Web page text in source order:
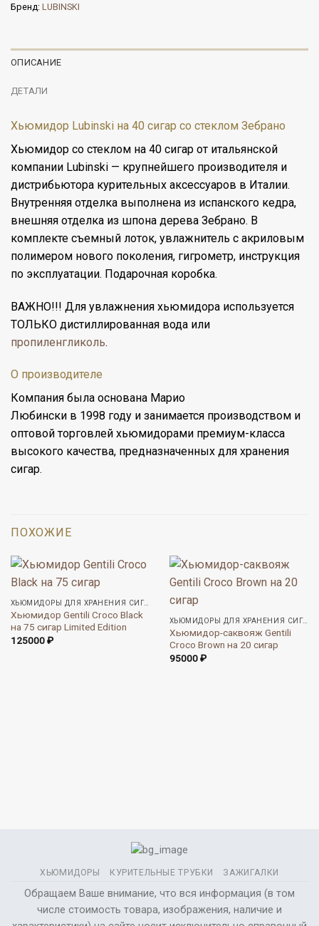
Бренд: LUBINSKI
ОПИСАНИЕ
ДЕТАЛИ
Хьюмидор Lubinski на 40 сигар со стеклом Зебрано
Хьюмидор со стеклом на 40 сигар от итальянской
компании Lubinski — крупнейшего производителя и
дистрибьютора курительных аксессуаров в Италии.
Внутренняя отделка выполнена из испанского кедра,
внешняя отделка из шпона дерева Зебрано. В
комплекте съемный лоток, увлажнитель с акриловым
полимером нового поколения, гигрометр, инструкция
по эксплуатации. Подарочная коробка.
ВАЖНО!!! Для увлажнения хьюмидора используется
ТОЛЬКО дистиллированная вода или
пропиленгликоль.
О производителе
Компания была основана Марио
Любински в 1998 году и занимается производством и
оптовой торговлей хьюмидорами премиум-класса
высокого качества, предназначенных для хранения
сигар.
ПОХОЖИЕ
ХЬЮМИДОРЫ ДЛЯ ХРАНЕНИЯ СИГАР
Хьюмидор Gentili Croco Black
на 75 сигар Limited Edition
125000₽
ХЬЮМИДОРЫ ДЛЯ ХРАНЕНИЯ СИГАР
Хьюмидор-саквояж Gentili
Croco Brown на 20 сигар
95000₽
ХЬЮМИДОРЫ КУРИТЕЛЬНЫЕ ТРУБКИ ЗАЖИГАЛКИ
Обращаем Ваше внимание, что вся информация (в том
числе стоимость товара, изображения, наличие и